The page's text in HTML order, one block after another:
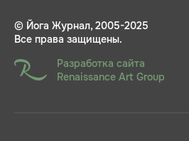
© Йога Журнал, 2005-2025
Все права защищены.
Разработка сайта
Renaissance Art Group